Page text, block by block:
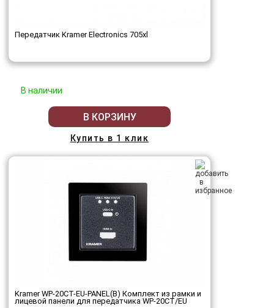
Передатчик Kramer Electronics 705xl
В наличии
В КОРЗИНУ
Купить в 1 клик
Kramer WP-20CT-EU-PANEL(B) Комплект из рамки и
лицевой панели для передатчика WP-20CT/EU